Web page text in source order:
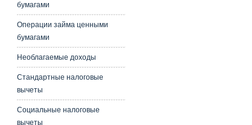
бумагами
Операции займа ценными
бумагами
Необлагаемые доходы
Стандартные налоговые
вычеты
Социальные налоговые
вычеты